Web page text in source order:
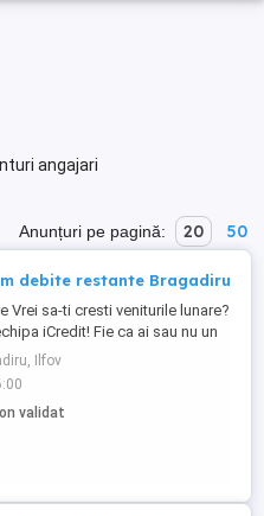
angajari
Anunțuri pe pagină: 20 50
debite restante Bragadiru
Vrei sa-ti cresti veniturile lunare?
iCredit! Fie ca ai sau nu un
poti castiga luna de luna
Indiferent de specializare sau
daca ai un spirit antreprenorial
castigi din ce in ce mai mult, te
Ilfov
validat